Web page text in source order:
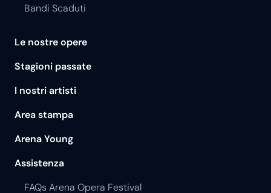
Bandi Scaduti
Le nostre opere
Stagioni passate
I nostri artisti
Area stampa
Arena Young
Assistenza
FAQs Arena Opera Festival